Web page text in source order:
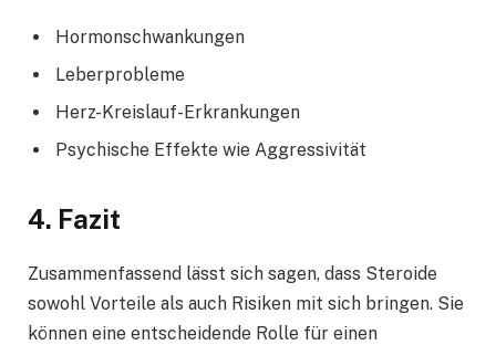
Hormonschwankungen
Leberprobleme
Herz-Kreislauf-Erkrankungen
Psychische Effekte wie Aggressivität
4. Fazit
Zusammenfassend lässt sich sagen, dass Steroide
sowohl Vorteile als auch Risiken mit sich bringen. Sie
können eine entscheidende Rolle für einen